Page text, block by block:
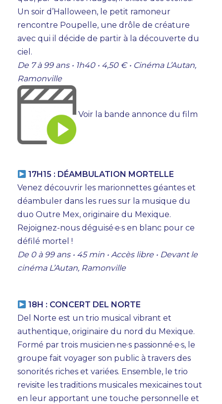
VOUS + NOUS
INFOS PRATIQUES
BILLETTERIE
Un soir d’Halloween, le petit ramoneur
rencontre Poupelle, une drôle de créature
avec qui il décide de partir à la découverte du
ciel.
De 7 à 99 ans • 1h40 • 4,50 € • Cinéma L’Autan,
Ramonville
Voir la bande annonce du film
17H15 : DÉAMBULATION MORTELLE
Venez découvrir les marionnettes géantes et
déambuler dans les rues sur la musique du
duo Outre Mex, originaire du Mexique.
Rejoignez-nous déguisé·e·s en blanc pour ce
défilé mortel !
De 0 à 99 ans • 45 min • Accès libre • Devant le
cinéma L’Autan, Ramonville
18H : CONCERT DEL NORTE
Del Norte est un trio musical vibrant et
authentique, originaire du nord du Mexique.
Formé par trois musicien·ne·s passionné·e·s, le
groupe fait voyager son public à travers des
sonorités riches et variées. Ensemble, le trio
revisite les traditions musicales mexicaines tout
en leur apportant une touche personnelle et